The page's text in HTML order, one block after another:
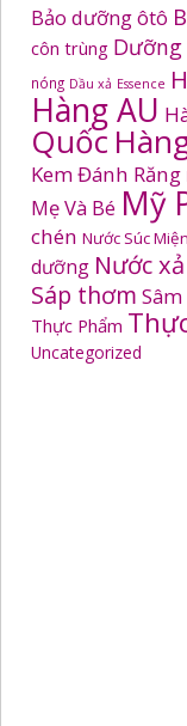
Bảo dưỡng ôtô
côn trùng Dưỡng
nóng Dầu xả Essence
Hàng AU
Quốc
Kem Đánh Răng
Mẹ Và Bé Mỹ
chén Nước Súc
dưỡng Nước
Sáp thơm
Thực Phẩm
Uncategorized